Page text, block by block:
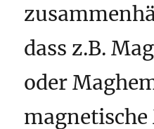
dass z.B.
oder